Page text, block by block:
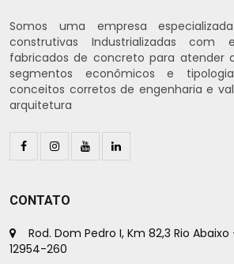
Somos uma empresa
construtivas Industrializadas com
fabricados de concreto para atender
segmentos econômicos e
conceitos corretos de engenharia e
arquitetura
CONTATO
Rod. Dom Pedro I, Km 82,3 Rio Abaixo
12954-260